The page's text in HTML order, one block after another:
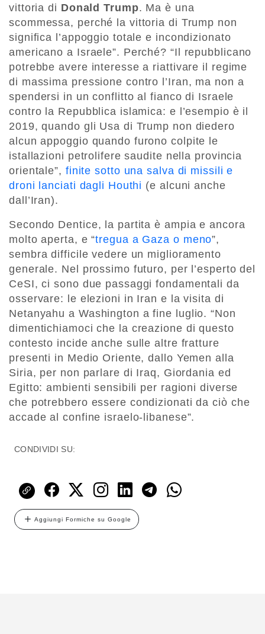
vittoria di Donald Trump. Ma è una
scommessa, perché la vittoria di Trump non
significa l’appoggio totale e incondizionato
americano a Israele”. Perché? “Il repubblicano
potrebbe avere interesse a riattivare il regime
di massima pressione contro l’Iran, ma non a
spendersi in un conflitto al fianco di Israele
contro la Repubblica islamica: e l’esempio è il
2019, quando gli Usa di Trump non diedero
alcun appoggio quando furono colpite le
istallazioni petrolifere saudite nella provincia
orientale”, finite sotto una salva di missili e
droni lanciati dagli Houthi (e alcuni anche
dall’Iran).
Secondo Dentice, la partita è ampia e ancora
molto aperta, e “tregua a Gaza o meno”,
sembra difficile vedere un miglioramento
generale. Nel prossimo futuro, per l’esperto del
CeSI, ci sono due passaggi fondamentali da
osservare: le elezioni in Iran e la visita di
Netanyahu a Washington a fine luglio. “Non
dimentichiamoci che la creazione di questo
contesto incide anche sulle altre fratture
presenti in Medio Oriente, dallo Yemen alla
Siria, per non parlare di Iraq, Giordania ed
Egitto: ambienti sensibili per ragioni diverse
che potrebbero essere condizionati da ciò che
accade al confine israelo-libanese”.
CONDIVIDI SU:
Aggiungi Formiche su Google